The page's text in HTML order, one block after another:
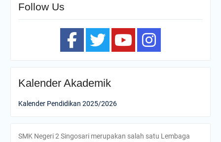
Follow Us
Kalender Akademik
Kalender Pendidikan 2025/2026
SMK Negeri 2 Singosari merupakan salah satu Lembaga